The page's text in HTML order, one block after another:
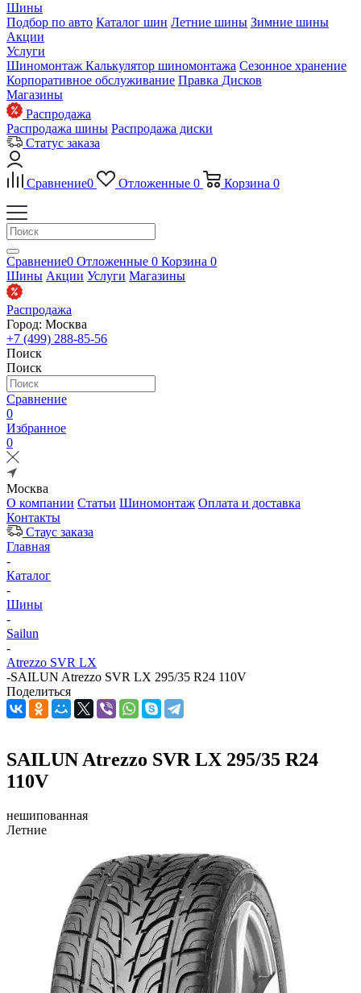
Шины
Подбор по авто Каталог шин Летние шины Зимние шины
Акции
Услуги
Шиномонтаж Калькулятор шиномонтажа Сезонное хранение
Корпоративное обслуживание Правка Дисков
Магазины
Распродажа
Распродажа шины Распродажа диски
Статус заказа
Сравнение0 Отложенные 0 Корзина 0
Сравнение0 Отложенные 0 Корзина 0
Шины Акции Услуги Магазины
Распродажа
Город: Москва
+7 (499) 288-85-56
Поиск
Поиск
Сравнение
0
Избранное
0
Москва
О компании Статьи Шиномонтаж Оплата и доставка
Контакты
Стаус заказа
Главная
-
Каталог
-
Шины
-
Sailun
-
Atrezzo SVR LX
-SAILUN Atrezzo SVR LX 295/35 R24 110V
Поделиться
SAILUN Atrezzo SVR LX 295/35 R24
110V
нешипованная
Летние